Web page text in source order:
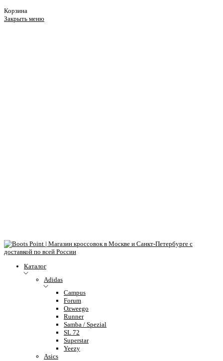
Корзина
Закрыть меню
Каталог
Adidas
Campus
Forum
Ozweego
Runner
Samba / Spezial
SL 72
Superstar
Yeezy
Asics